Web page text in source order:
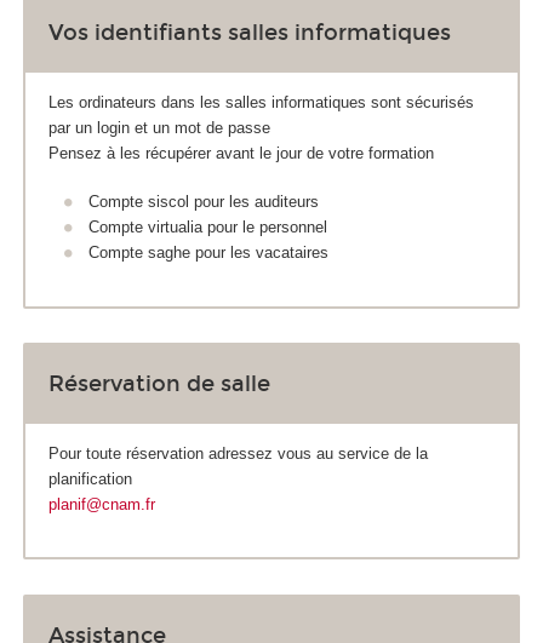
Vos identifiants salles informatiques
Les ordinateurs dans les salles informatiques sont sécurisés
par un login et un mot de passe
Pensez à les récupérer avant le jour de votre formation
Compte siscol pour les auditeurs
Compte virtualia pour le personnel
Compte saghe pour les vacataires
Réservation de salle
Pour toute réservation adressez vous au service de la
planification
planif@cnam.fr
Assistance